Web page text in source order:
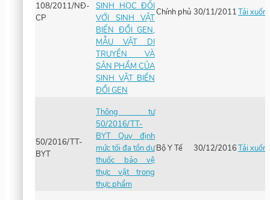
108/2011/NĐ-
CP
SINH HỌC ĐỐI
VỚI SINH VẬT
BIẾN ĐỔI GEN,
MẪU VẬT DI
TRUYỀN VÀ
SẢN PHẨM CỦA
SINH VẬT BIẾN
ĐỔI GEN
Chính phủ 30/11/2011Tải
50/2016/TT-
BYT
Thông tư
50/2016/TT-
BYT Quy định
mức tối đa tồn dư
thuốc bảo vệ
thực vật trong
thực phẩm
Bộ Y Tế 30/12/2016Tải